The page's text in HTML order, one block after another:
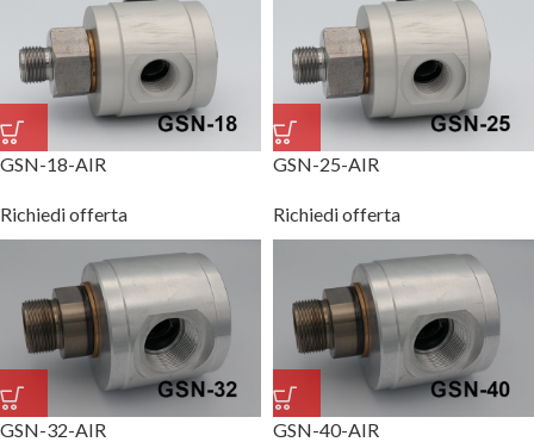
GSN-18-AIR
Richiedi offerta
GSN-25-AIR
Richiedi offerta
GSN-32-AIR GSN-40-AIR